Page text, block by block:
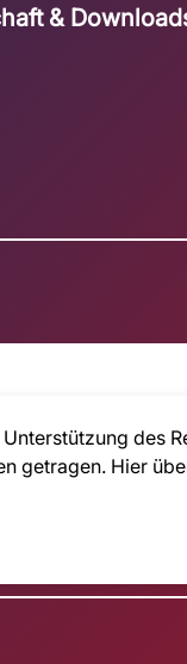
&
des
getragen. Hier